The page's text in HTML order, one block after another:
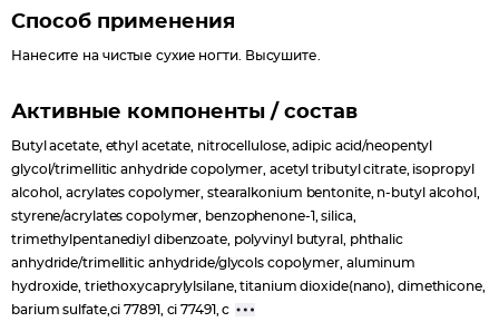
Способ применения
Нанесите на чистые сухие ногти. Высушите.
Активные компоненты / состав
Butyl acetate, ethyl acetate, nitrocellulose, adipic acid/neopentyl
glycol/trimellitic anhydride copolymer, acetyl tributyl citrate, isopropyl
alcohol, acrylates copolymer, stearalkonium bentonite, n-butyl alcohol,
styrene/acrylates copolymer, benzophenone-1, silica,
trimethylpentanediyl dibenzoate, polyvinyl butyral, phthalic
anhydride/trimellitic anhydride/glycols copolymer, aluminum
hydroxide, triethoxycaprylylsilane, titanium dioxide(nano), dimethicone,
barium sulfate,ci 77891, ci 77491, c